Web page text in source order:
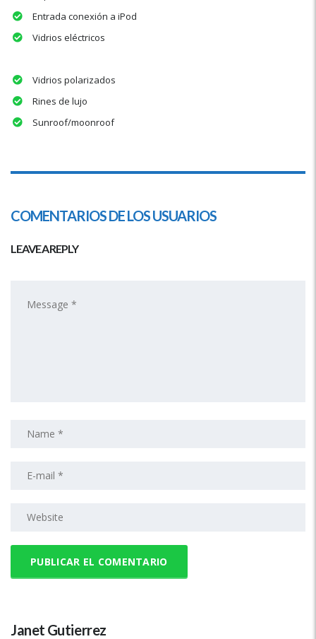
Entrada conexión a iPod
Vidrios eléctricos
Vidrios polarizados
Rines de lujo
Sunroof/moonroof
COMENTARIOS DE LOS USUARIOS
LEAVE A REPLY
Janet Gutierrez